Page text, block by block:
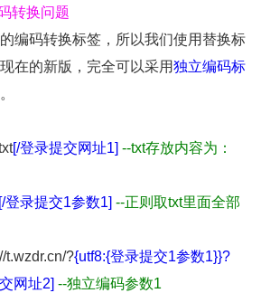
转换问题
编码转换标签，所以我们使用替换标
在的新版，完全可以采用独立编码标
[/登录提交网址1] --txt存放内容为：
[/登录提交1参数1] --正则取txt里面全部
t.wzdr.cn/?{utf8:{登录提交1参数1}}?
网址2] --独立编码参数1